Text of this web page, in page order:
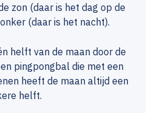
zon (daar is het dag op de
(daar is het nacht).
helft van de maan door de
pingpongbal die met een
heeft de maan altijd een
helft.